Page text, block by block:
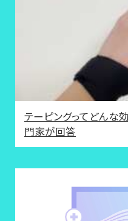
テーピングってどんな
門家が回答